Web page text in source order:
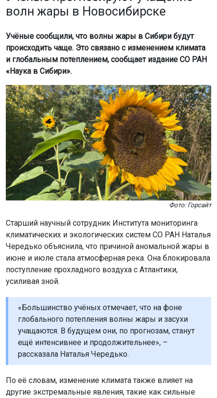
волн жары в Новосибирске
Учёные сообщили, что волны жары в Сибири будут
происходить чаще. Это связано с изменением климата
и глобальным потеплением, сообщает издание СО РАН
«Наука в Сибири».
Фото: Горсайт
Старший научный сотрудник Института мониторинга
климатических и экологических систем СО РАН Наталья
Чередько объяснила, что причиной аномальной жары в
июне и июле стала атмосферная река. Она блокировала
поступление прохладного воздуха с Атлантики,
усиливая зной.
«Большинство учёных отмечает, что на фоне
глобального потепления волны жары и засухи
учащаются. В будущем они, по прогнозам, станут
ещё интенсивнее и продолжительнее», –
рассказала Наталья Чередько.
По её словам, изменение климата также влияет на
другие экстремальные явления, такие как сильные